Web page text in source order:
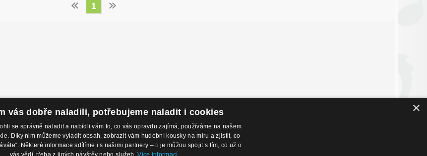
1
28,
Kontakty
Eshop: +420 725 169 052
O nákupu
×
vás dobře naladili, potřebujeme naladit i cookies
se správně naladit a nabídli vám to, co vás opravdu zajímá, používáme na našem
Díky nim můžeme vyladit obsah, zobrazit vám hudební kousky na míru a zjistit, co
Některé informace sdílíme i s našimi partnery – ti je můžou spojit s tím, co už o
vás vědí, třeba z jiných návštěv nebo služeb.Více informací